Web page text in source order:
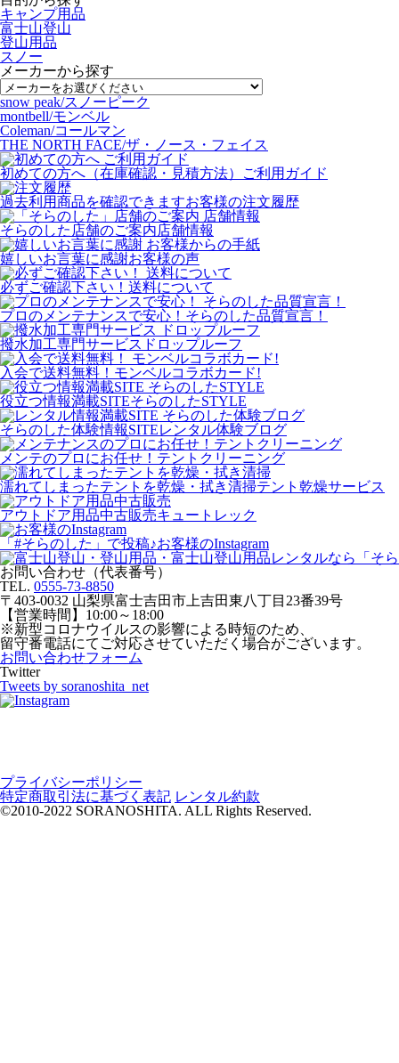
キャンプ用品
富士山登山
登山用品
スノー
メーカーから探す
snow peak/スノーピーク
montbell/モンベル
Coleman/コールマン
THE NORTH FACE/ザ・ノース・フェイス
初めての方へ（在庫確認・見積方法）
ご利用ガイド
過去利用商品を確認できますお客様の注文履歴
そらのした店舗のご案内店舗情報
嬉しいお言葉に感謝お客様の声
必ずご確認下さい！ 送料について
プロのメンテナンスで安心！ そらのした品質宣言！
撥水加工専門サービス ドロップルーフ
入会で送料無料！ モンベルコラボカード!
役立つ情報満載SITEそらのしたSTYLE
そらのした体験情報SITEレンタル体験ブログ
メンテのプロにお任せ！ テントクリーニング
濡れてしまったテントを乾燥・拭き清掃テント乾燥サービス
アウトドア用品中古販売キュートレック
「#そらのした」で投稿♪お客様のInstagram
お問い合わせ（代表番号）
TEL. 0555-73-8850
〒403-0032 山梨県富士吉田市上吉田東八丁目23番39号
【営業時間】10:00～18:00
※新型コロナウイルスの影響による時短のため、
留守番電話にてご対応させていただく場合がございます。
お問い合わせフォーム
Twitter
Tweets by soranoshita_net
プライバシーポリシー
特定商取引法に基づく表記 レンタル約款
©2010-2022 SORANOSHITA. ALL Rights Reserved.